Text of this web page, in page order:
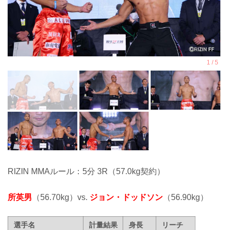
RIZIN MMAルール：5分 3R（57.0kg契約）
所英男 （56.70kg）vs. ジョン・ドッドソン （56.90kg）
選手名 計量結果 身長
リーチ